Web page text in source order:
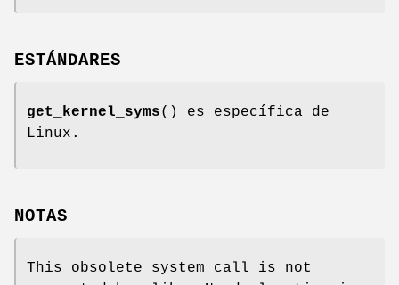
ESTÁNDARES
get_kernel_syms() es específica de
Linux.
NOTAS
This obsolete system call is not